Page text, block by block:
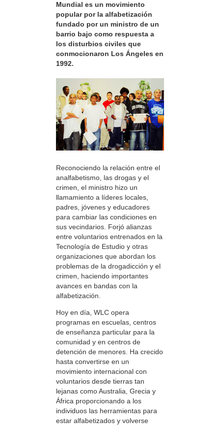
Mundial es un movimiento
popular por la alfabetización
fundado por un ministro de un
barrio bajo como respuesta a
los disturbios civiles que
conmocionaron Los Ángeles en
1992.
Reconociendo la relación entre el
analfabetismo, las drogas y el
crimen, el ministro hizo un
llamamiento a líderes locales,
padres, jóvenes y educadores
para cambiar las condiciones en
sus vecindarios. Forjó alianzas
entre voluntarios entrenados en la
Tecnología de Estudio y otras
organizaciones que abordan los
problemas de la drogadicción y el
crimen, haciendo importantes
avances en bandas con la
alfabetización.
Hoy en día, WLC opera
programas en escuelas, centros
de enseñanza particular para la
comunidad y en centros de
detención de menores. Ha crecido
hasta convertirse en un
movimiento internacional con
voluntarios desde tierras tan
lejanas como Australia, Grecia y
África proporcionando a los
individuos las herramientas para
estar alfabetizados y volverse